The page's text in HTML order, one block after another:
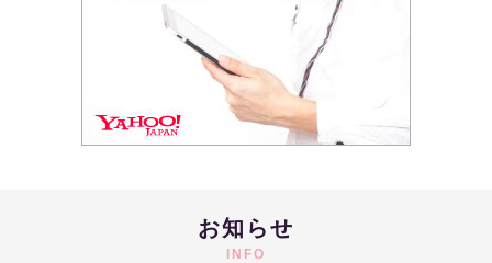
お知らせ
INFO